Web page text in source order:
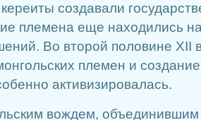
создавали
племена еще находились
Во второй половине XII
племен и
активизировалась.
вождем,